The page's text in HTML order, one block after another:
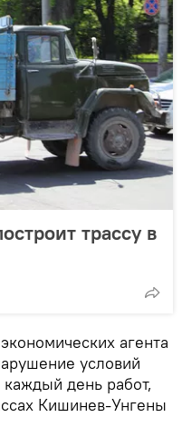
трассу в
агента
условий
каждый день работ,
Кишинев-Унгены